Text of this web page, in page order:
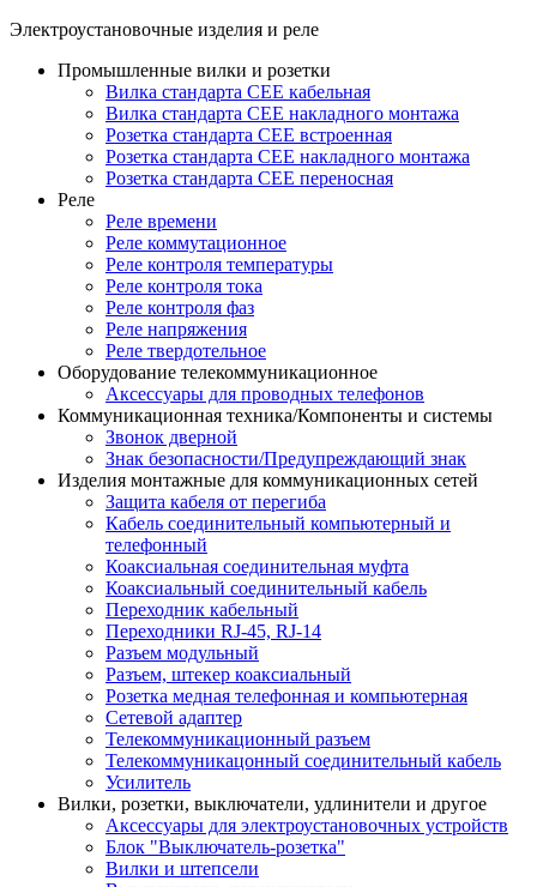
Электроустановочные изделия и реле
Промышленные вилки и розетки
Вилка стандарта CEE кабельная
Вилка стандарта CEE накладного монтажа
Розетка стандарта CEE встроенная
Розетка стандарта СЕЕ накладного монтажа
Розетка стандарта СЕЕ переносная
Реле
Реле времени
Реле коммутационное
Реле контроля температуры
Реле контроля тока
Реле контроля фаз
Реле напряжения
Реле твердотельное
Оборудование телекоммуникационное
Аксессуары для проводных телефонов
Коммуникационная техника/Компоненты и системы
Звонок дверной
Знак безопасности/Предупреждающий знак
Изделия монтажные для коммуникационных сетей
Защита кабеля от перегиба
Кабель соединительный компьютерный и
телефонный
Коаксиальная соединительная муфта
Коаксиальный соединительный кабель
Переходник кабельный
Переходники RJ-45, RJ-14
Разъем модульный
Разъем, штекер коаксиальный
Розетка медная телефонная и компьютерная
Сетевой адаптер
Телекоммуникационный разъем
Телекоммуникацонный соединительный кабель
Усилитель
Вилки, розетки, выключатели, удлинители и другое
Аксессуары для электроустановочных устройств
Блок "Выключатель-розетка"
Вилки и штепсели